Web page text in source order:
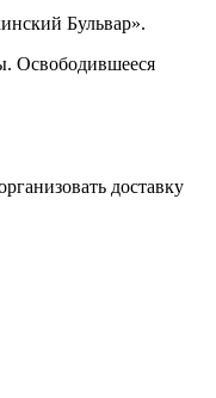
Бульвар».
Освободившееся
доставку